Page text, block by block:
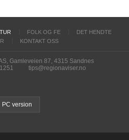
FOLK OG FE
DET HENDTE
KONTAKT OSS
Gamleveien 87, 4315 Sandnes
tips@regionaviser.no
PC version